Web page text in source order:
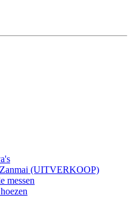
(UITVERKOOP)
messen